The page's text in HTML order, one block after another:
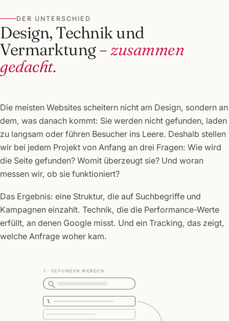
DER UNTERSCHIED
Design, Technik und
Vermarktung –zusammen
gedacht.
1 · GEFUNDEN WERDEN
1.
Die meisten Websites scheitern nicht am Design, sondern an
dem, was danach kommt: Sie werden nicht gefunden, laden
zu langsam oder führen Besucher ins Leere. Deshalb stellen
wir bei jedem Projekt von Anfang an drei Fragen: Wie wird
die Seite gefunden? Womit überzeugt sie? Und woran
messen wir, ob sie funktioniert?
Das Ergebnis: eine Struktur, die auf Suchbegriffe und
Kampagnen einzahlt. Technik, die die Performance-Werte
erfüllt, an denen Google misst. Und ein Tracking, das zeigt,
welche Anfrage woher kam.